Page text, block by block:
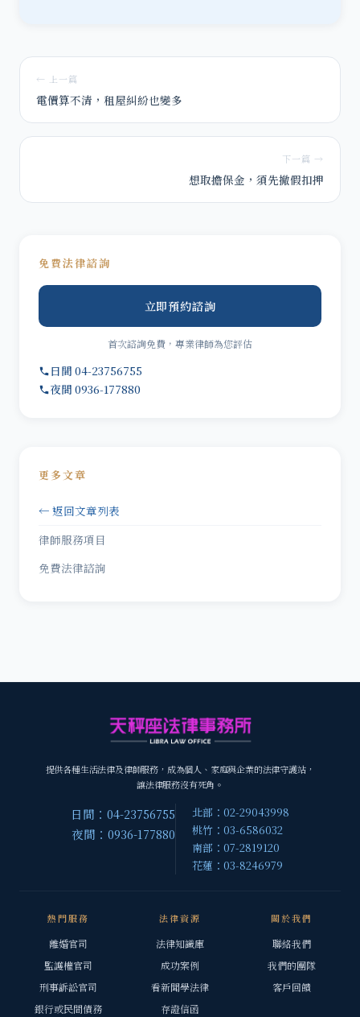
← 上一篇
電價算不清，租屋糾紛也變多
下一篇 →
想取擔保金，須先撤假扣押
免費法律諮詢
立即預約諮詢
首次諮詢免費，專業律師為您評估
日間 04-23756755
夜間 0936-177880
更多文章
← 返回文章列表
律師服務項目
免費法律諮詢
提供各種生活法律及律師服務，成為個人、家庭與企業的法律守護站，
讓法律服務沒有死角。
日間：04-23756755
夜間：0936-177880
北部：02-29043998
桃竹：03-6586032
南部：07-2819120
花蓮：03-8246979
熱門服務
離婚官司
監護權官司
刑事訴訟官司
銀行或民間債務
法律資源
法律知識庫
成功案例
看新聞學法律
存證信函
關於我們
聯絡我們
我們的團隊
客戶回饋